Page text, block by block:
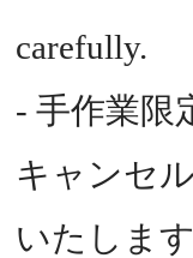
carefully.
- 手作業限
キャンセ
いたしま